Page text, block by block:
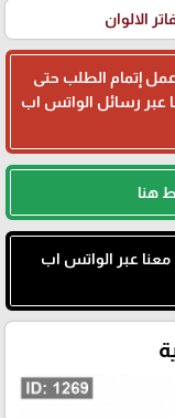
الالوان
عمل إتمام الطلب حتى
عبر رسائل الواتس اب
هنا
معنا عبر الواتس اب